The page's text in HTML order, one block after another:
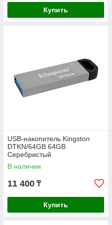
Купить
USB-накопитель Kingston
DTKN/64GB 64GB
Серебристый
В наличии
11 400 ₸
Купить